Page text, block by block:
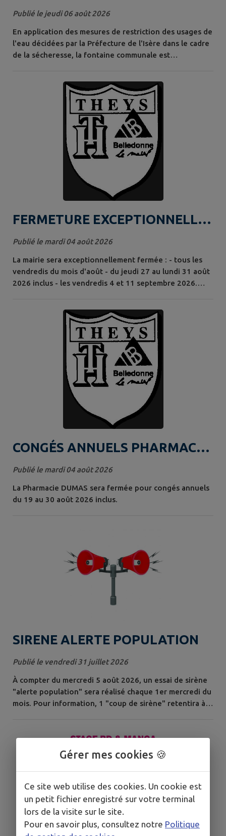
RENFORCÉE (NIVEAU 3/4)
Publié le jeudi 06 août 2026
En application des mesures de restriction des usages de
l'eau décidées par la Préfecture de l'Isère dans le cadre
de la sécheresse, la fontaine communale est
jusqu'à la levée des restrictions préfectorales. Nous
remercions les habitants pour leur compréhension et
leur engagement en faveur...
FERMETURE EXCEPTIONNELLE
DE LA MAIRIE
Publié le mardi 04 août 2026
La mairie sera exceptionnellement fermée : - tous les
vendredis du mois d'août - du jeudi 27 au lundi 31 août
2026 inclus - les vendredis 4 et 11 septembre 2026.
CONGÉS ANNUELS PHARMACIE
DUMAS
Publié le mardi 04 août 2026
La Pharmacie DUMAS sera fermée pour congés annuels
du 19 au 30 août 2026 inclus.
SIRENE ALERTE POPULATION
Publié le vendredi 31 juillet 2026
À compter du mercredi 5 août 2026, un essai de sirène
"alerte population" sera réalisé chaque 1er mercredi du
mois. Pour information, 1 "coup de sirène" retentira à
Gérer mes cookies 🍪
Ce site web utilise des cookies. Un cookie est
un petit fichier enregistré sur votre terminal
lors de la visite sur le site.
Pour en savoir plus, consultez notre Politique